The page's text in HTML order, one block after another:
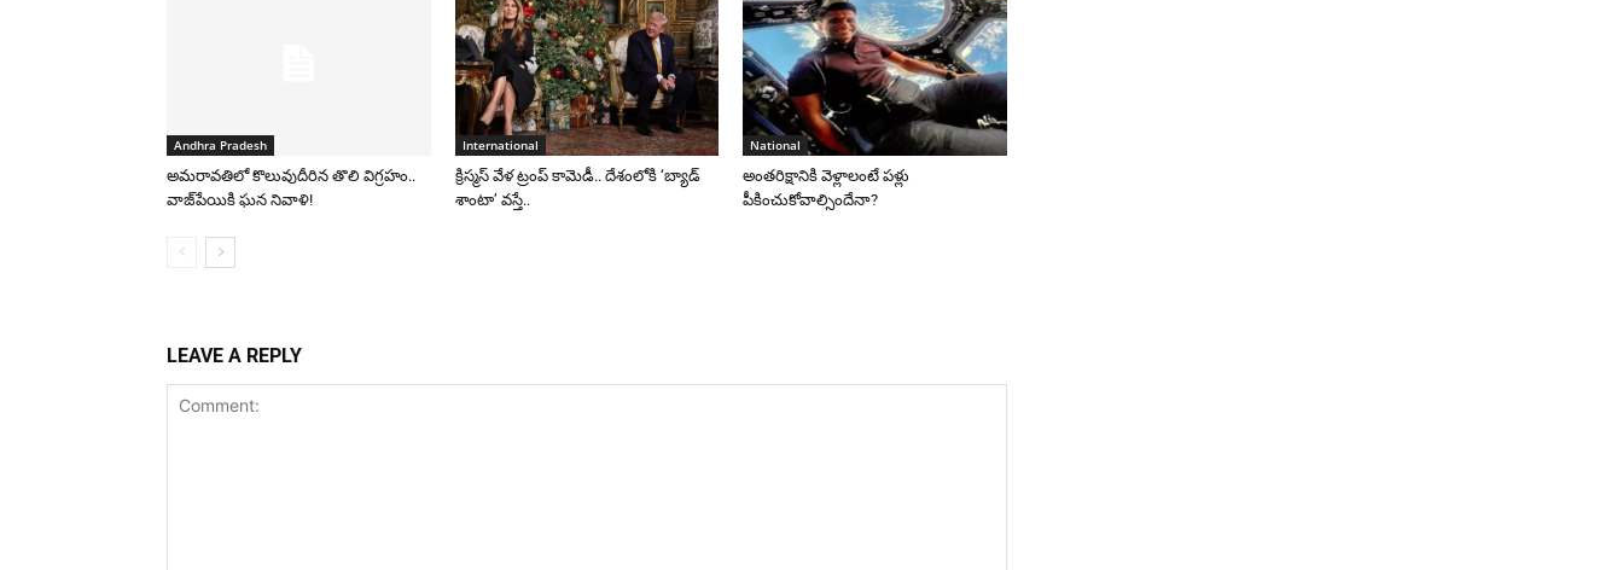
Andhra Pradesh
అమరావతిలో కొలువుదీరిన తొలి విగ్రహం..
వాజ్‌పేయికి ఘన నివాళి!
International
క్రిస్మస్ వేళ ట్రంప్ కామెడీ.. దేశంలోకి ‘బ్యాడ్
శాంటా’ వస్తే..
National
అంతరిక్షానికి వెళ్లాలంటే పళ్లు
పీకించుకోవాల్సిందేనా?
LEAVE A REPLY